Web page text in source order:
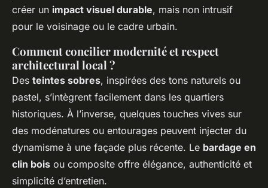
créer un impact visuel durable, mais non intrusif
pour le voisinage ou le cadre urbain.
Comment concilier modernité et respect
architectural local ?
Des teintes sobres, inspirées des tons naturels ou
pastel, s’intègrent facilement dans les quartiers
historiques. À l’inverse, quelques touches vives sur
des modénatures ou entourages peuvent injecter du
dynamisme à une façade plus récente. Le bardage en
clin bois ou composite offre élégance, authenticité et
simplicité d’entretien.